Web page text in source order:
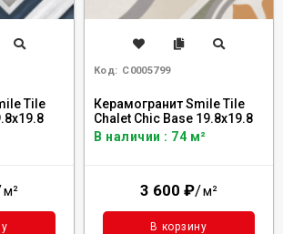
Tile
м²
Код: С0005799
Керамогранит Smile Tile
Chalet Chic Base 19.8x19.8
В наличии : 74 м²
3 600 ₽/м²
В корзину